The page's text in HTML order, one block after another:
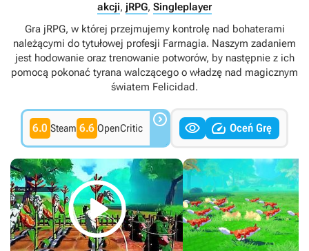
akcji, jRPG, Singleplayer
Gra jRPG, w której przejmujemy kontrolę nad bohaterami
należącymi do tytułowej profesji Farmagia. Naszym zadaniem
jest hodowanie oraz trenowanie potworów, by następnie z ich
pomocą pokonać tyrana walczącego o władzę nad magicznym
światem Felicidad.
6.0 Steam 6.6 OpenCritic    Oceń Grę
